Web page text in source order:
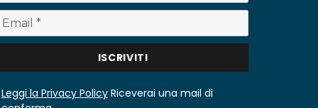
Leggi la Privacy PolicyRiceverai una mail di